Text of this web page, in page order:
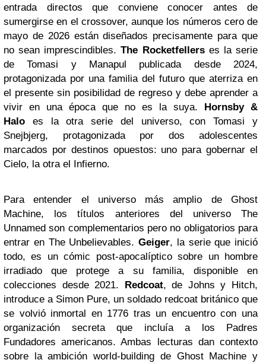
entrada directos que conviene conocer antes de
sumergirse en el crossover, aunque los números cero de
mayo de 2026 están diseñados precisamente para que
no sean imprescindibles.The Rocketfellerses la serie
de Tomasi y Manapul publicada desde 2024,
protagonizada por una familia del futuro que aterriza en
el presente sin posibilidad de regreso y debe aprender a
vivir en una época que no es la suya.
Hornsby &
Halo es la otra serie del universo, con Tomasi y
Snejbjerg, protagonizada por dos adolescentes
marcados por destinos opuestos: uno para gobernar el
Cielo, la otra el Infierno.
Para entender el universo más amplio de Ghost
Machine, los títulos anteriores del universo The
Unnamed son complementarios pero no obligatorios para
entrar en The Unbelievables. Geiger, la serie que inició
todo, es un cómic post-apocalíptico sobre un hombre
irradiado que protege a su familia, disponible en
colecciones desde 2021.
Redcoat, de Johns y Hitch,
introduce a Simon Pure, un soldado redcoat británico que
se volvió inmortal en 1776 tras un encuentro con una
organización secreta que incluía a los Padres
Fundadores americanos. Ambas lecturas dan contexto
sobre la ambición world-building de Ghost Machine y